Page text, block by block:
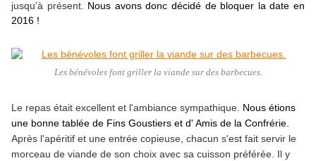
jusqu’à présent. Nous avons donc décidé de bloquer la date en
2016 !
Les bénévoles font griller la viande sur des barbecues.
Le repas était excellent et l'ambiance sympathique. Nous étions
une bonne tablée de Fins Goustiers et d' Amis de la Confrérie.
Après l'apéritif et une entrée copieuse, chacun s'est fait servir le
morceau de viande de son choix avec sa cuisson préférée. Il y